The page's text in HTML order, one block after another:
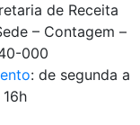
de Receita
– Contagem –
000
: de segunda a